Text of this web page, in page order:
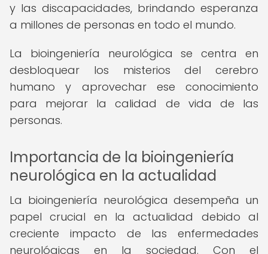
y las discapacidades, brindando esperanza
a millones de personas en todo el mundo.
La bioingeniería neurológica se centra en
desbloquear los misterios del cerebro
humano y aprovechar ese conocimiento
para mejorar la calidad de vida de las
personas.
Importancia de la bioingeniería
neurológica en la actualidad
La bioingeniería neurológica desempeña un
papel crucial en la actualidad debido al
creciente impacto de las enfermedades
neurológicas en la sociedad. Con el